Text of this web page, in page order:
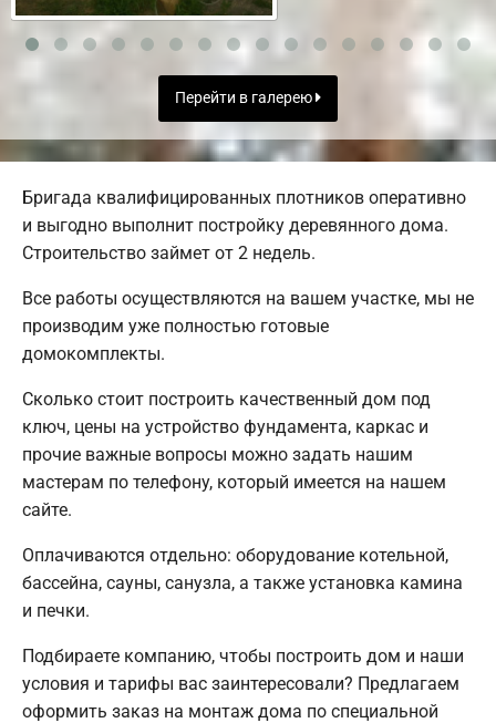
Перейти в галерею
Бригада квалифицированных плотников оперативно
и выгодно выполнит постройку деревянного дома.
Строительство займет от 2 недель.
Все работы осуществляются на вашем участке, мы не
производим уже полностью готовые
домокомплекты.
Сколько стоит построить качественный дом под
ключ, цены на устройство фундамента, каркас и
прочие важные вопросы можно задать нашим
мастерам по телефону, который имеется на нашем
сайте.
Оплачиваются отдельно: оборудование котельной,
бассейна, сауны, санузла, а также установка камина
и печки.
Подбираете компанию, чтобы построить дом и наши
условия и тарифы вас заинтересовали? Предлагаем
оформить заказ на монтаж дома по специальной